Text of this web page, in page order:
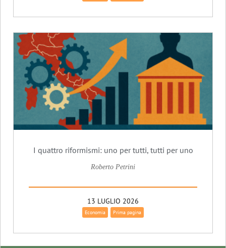
I quattro riformismi: uno per tutti, tutti per uno
Roberto Petrini
13 LUGLIO 2026
Economia Prima pagina